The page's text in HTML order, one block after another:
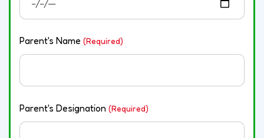
Parent's Name (Required)
Parent's Designation (Required)